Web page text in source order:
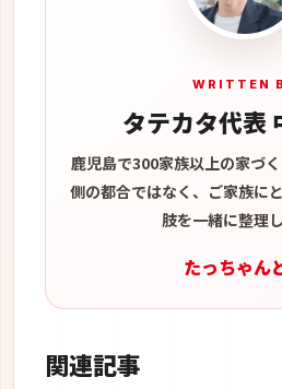
WRITTEN
タテカタ代表
鹿児島で300家族以上の家づ
側の都合ではなく、ご家族に
肢を一緒に整理し
たっちゃん
関連記事